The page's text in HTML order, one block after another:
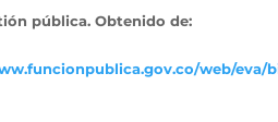
pública. Obtenido de:
web/eva/